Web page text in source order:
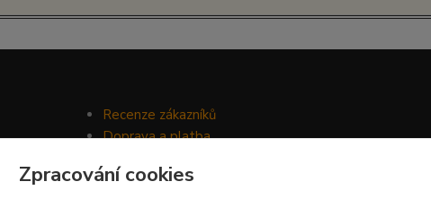
Recenze zákazníků
Doprava a platba
Obchodní podmínky
Zpracování cookies